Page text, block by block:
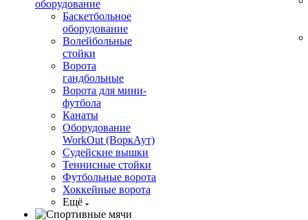
оборудование
Баскетбольное
оборудование
Волейбольные
стойки
Ворота
гандбольные
Ворота для мини-
футбола
Канаты
Оборудование
WorkOut (ВоркАут)
Судейские вышки
Теннисные стойки
Футбольные ворота
Хоккейные ворота
Ещё